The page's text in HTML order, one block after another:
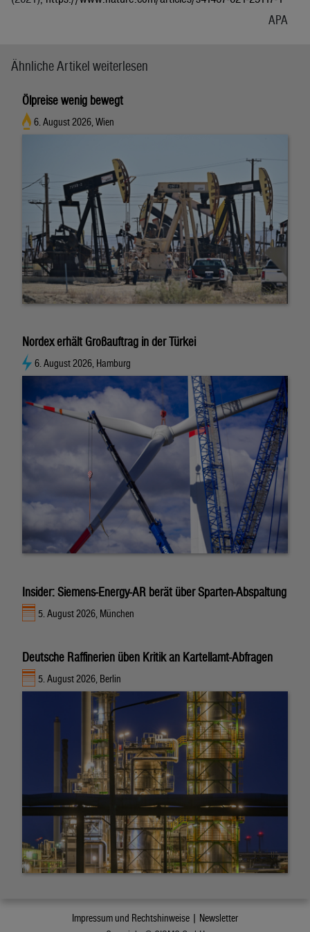
APA
Ähnliche Artikel weiterlesen
Ölpreise wenig bewegt
6. August 2026, Wien
Nordex erhält Großauftrag in der Türkei
6. August 2026, Hamburg
Insider: Siemens-Energy-AR berät über Sparten-Abspaltung
5. August 2026, München
Deutsche Raffinerien üben Kritik an Kartellamt-Abfragen
5. August 2026, Berlin
Impressum und Rechtshinweise | Newsletter